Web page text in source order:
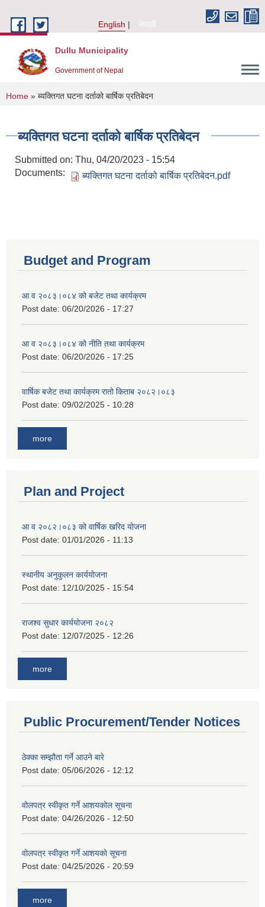
English
नेपाली
Dullu Municipality
Government of Nepal
You are here
Home » ब्यक्तिगत घटना दर्ताको बार्षिक प्रतिबेदन
ब्यक्तिगत घटना दर्ताको बार्षिक प्रतिबेदन
Submitted on: Thu, 04/20/2023 - 15:54
Documents:
ब्यक्तिगत घटना दर्ताको बार्षिक प्रतिबेदन.pdf
Budget and Program
आ व २०८३।०८४ को बजेट तथा कार्यक्रम
Post date: 06/20/2026 - 17:27
आ व २०८३।०८४ को नीति तथा कार्यक्रम
Post date: 06/20/2026 - 17:25
वार्षिक बजेट तथा कार्यक्रम रातो किताब २०८२।०८३
Post date: 09/02/2025 - 10:28
more
Plan and Project
आ व २०८२।०८३ को वार्षिक खरिद योजना
Post date: 01/01/2026 - 11:13
स्थानीय अनुकुलन कार्ययोजना
Post date: 12/10/2025 - 15:54
राजश्व सुधार कार्ययोजना २०८२
Post date: 12/07/2025 - 12:26
more
Public Procurement/Tender Notices
ठेक्का सम्झौता गर्ने आउने बारे
Post date: 05/06/2026 - 12:12
वोलपत्र स्वीकृत गर्ने आशयकोल सूचना
Post date: 04/26/2026 - 12:50
वोलपत्र स्वीकृत गर्ने आशयको सूचना
Post date: 04/25/2026 - 20:59
more